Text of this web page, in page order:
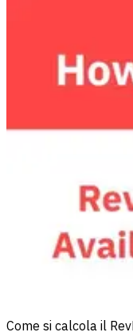
Come si calcola il